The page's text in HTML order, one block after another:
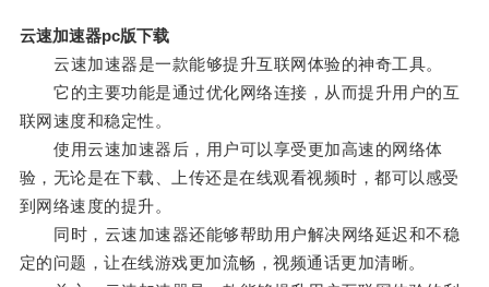
云速加速器pc版下载
云速加速器是一款能够提升互联网体验的神奇工具。
它的主要功能是通过优化网络连接，从而提升用户的互
联网速度和稳定性。
使用云速加速器后，用户可以享受更加高速的网络体
验，无论是在下载、上传还是在线观看视频时，都可以感受
到网络速度的提升。
同时，云速加速器还能够帮助用户解决网络延迟和不稳
定的问题，让在线游戏更加流畅，视频通话更加清晰。